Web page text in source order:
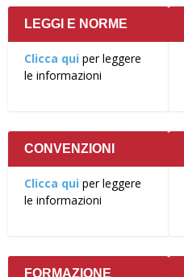
LEGGI E NORME
Clicca qui per leggere
le informazioni
CONVENZIONI
Clicca qui per leggere
le informazioni
FORMAZIONE